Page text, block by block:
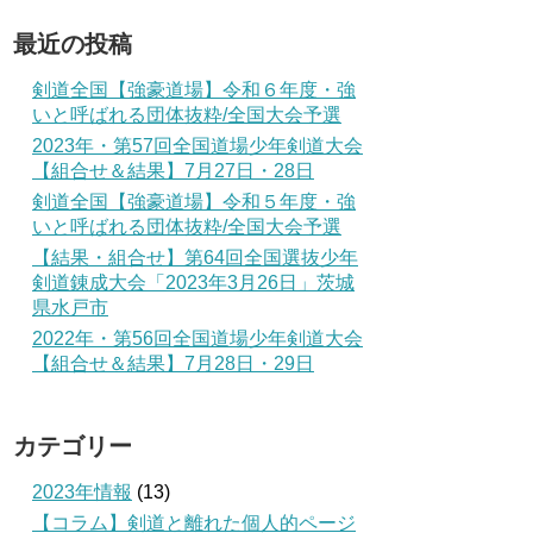
最近の投稿
剣道全国【強豪道場】令和６年度・強
いと呼ばれる団体抜粋/全国大会予選
2023年・第57回全国道場少年剣道大会
【組合せ＆結果】7月27日・28日
剣道全国【強豪道場】令和５年度・強
いと呼ばれる団体抜粋/全国大会予選
【結果・組合せ】第64回全国選抜少年
剣道錬成大会「2023年3月26日」茨城
県水戸市
2022年・第56回全国道場少年剣道大会
【組合せ＆結果】7月28日・29日
カテゴリー
2023年情報 (13)
【コラム】剣道と離れた個人的ページ